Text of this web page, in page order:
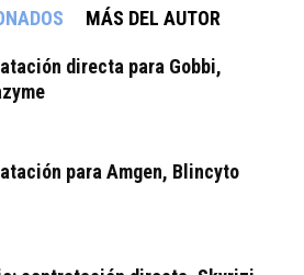
MÁS DEL AUTOR
directa para Gobbi,
para Amgen, Blincyto